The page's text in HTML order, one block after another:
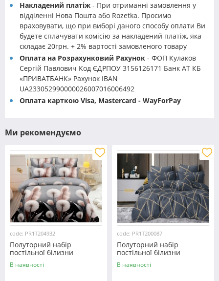
Накладений платіж - При отриманні замовлення у
відділенні Нова Пошта або Rozetka. Просимо
враховувати, що при виборі даного способу оплати Ви
будете сплачувати комісію за накладений платіж, яка
складає 20грн. + 2% вартості замовленого товару
Оплата на Розрахунковий Рахунок - ФОП Кулаков
Сергій Павлович Код ЄДРПОУ 3156126171 Банк АТ КБ
«ПРИВАТБАНК» Рахунок IBAN
UA233052990000026007016006492
Оплата карткою Visa, Mastercard - WayForPay
Ми рекомендуємо
code: PR1T204932
Полуторний набір
постільної білизни
150*220 із полікотону
№204932 Черешенька™
В наявності
code: PR1T200087
Полуторний набір
постільної білизни
150*220 із полікотону
№200087 Черешенька™
В наявності